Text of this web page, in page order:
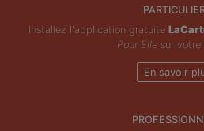
Installez l'application gratuite
Pour Elle sur votre
En savoir